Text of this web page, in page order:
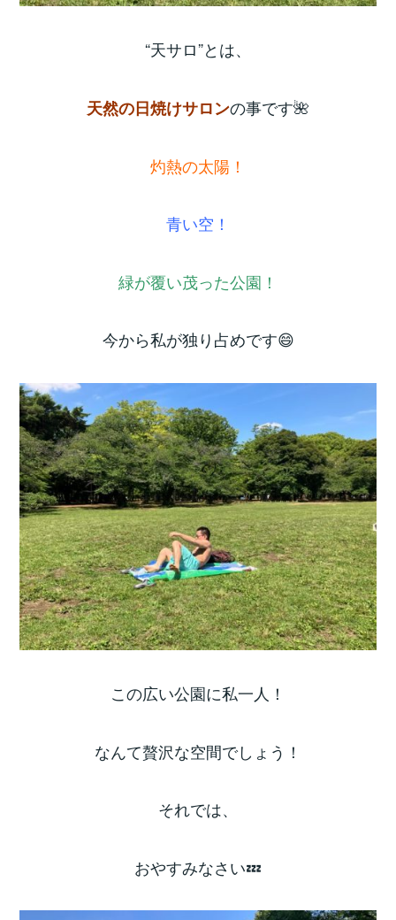
“天サロ”とは、
天然の日焼けサロンの事です🌺
灼熱の太陽！
青い空！
緑が覆い茂った公園！
今から私が独り占めです😄
この広い公園に私一人！
なんて贅沢な空間でしょう！
それでは、
おやすみなさい💤